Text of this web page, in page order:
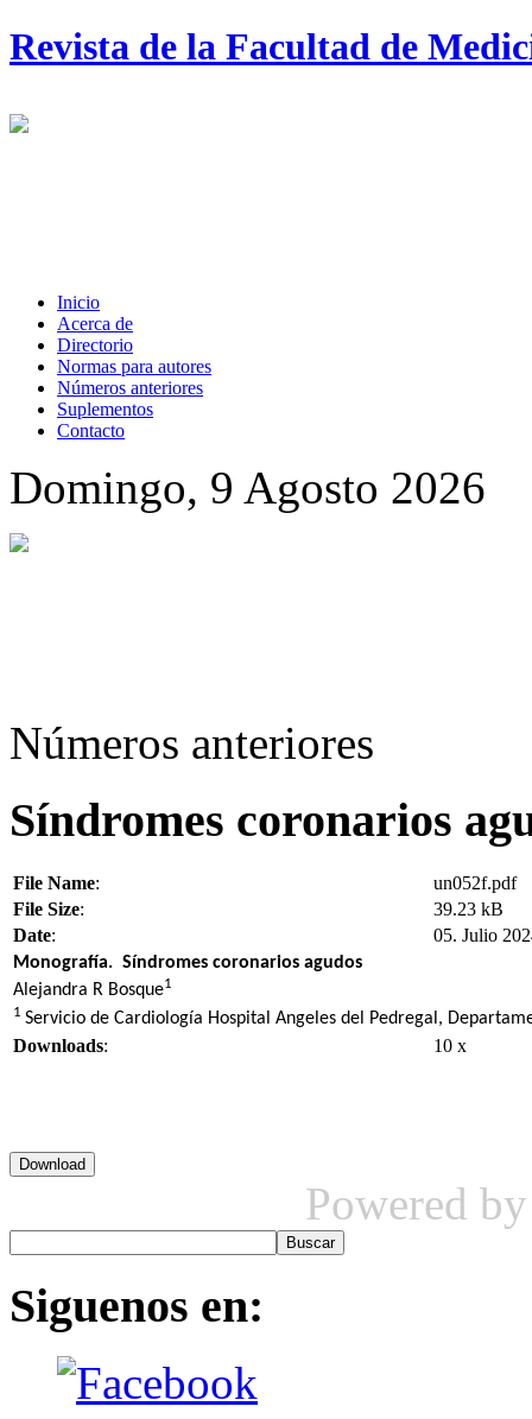
Revista de la Facultad de
Inicio
Acerca de
Directorio
Normas para autores
Números anteriores
Suplementos
Contacto
Domingo, 9 Agosto 2026
Números anteriores
Síndromes coronarios
File Name:
un052f.pdf
File Size:
39.23 kB
Date: 05. Julio
Monografía. Síndromes coronarios agudos
Alejandra R Bosque1
1 Servicio de Cardiología Hospital Angeles del Pedregal,
Downloads: 10 x
Powered
Siguenos en: